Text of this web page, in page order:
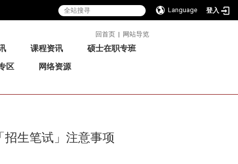
Language 登入
回首页 | 网站导览
课程资讯
硕士在职专班
区
网络资源
招生笔试」注意事项